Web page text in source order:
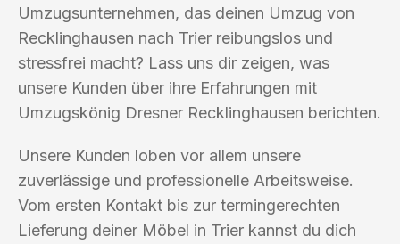
Umzugsunternehmen, das deinen Umzug von
Recklinghausen nach Trier reibungslos und
stressfrei macht? Lass uns dir zeigen, was
unsere Kunden über ihre Erfahrungen mit
Umzugskönig Dresner Recklinghausen berichten.
Unsere Kunden loben vor allem unsere
zuverlässige und professionelle Arbeitsweise.
Vom ersten Kontakt bis zur termingerechten
Lieferung deiner Möbel in Trier kannst du dich